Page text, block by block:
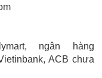
ngân hàng
ACB chưa